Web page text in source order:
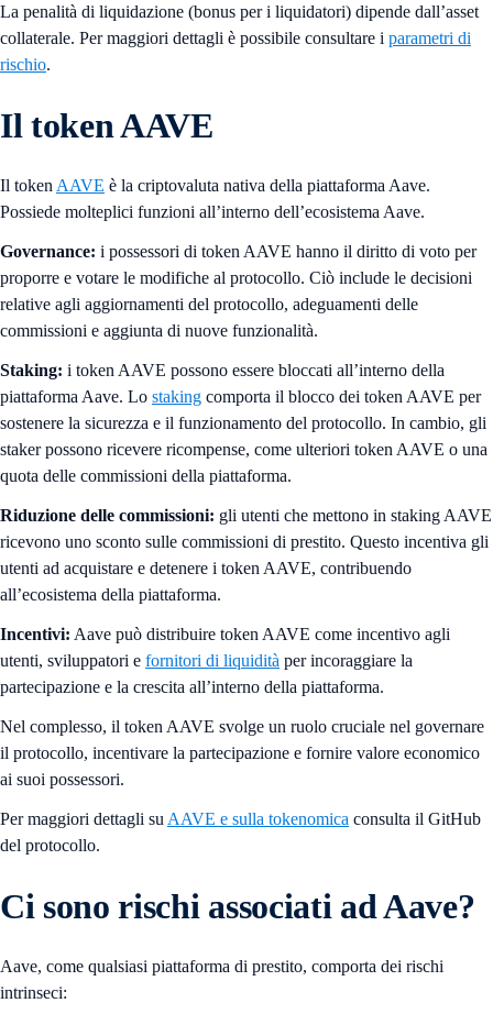
La penalità di liquidazione (bonus per i liquidatori) dipende dall’asset
collaterale. Per maggiori dettagli è possibile consultare i parametri di
rischio.
Il token AAVE
Il token AAVE è la criptovaluta nativa della piattaforma Aave.
Possiede molteplici funzioni all’interno dell’ecosistema Aave.
Governance: i possessori di token AAVE hanno il diritto di voto per
proporre e votare le modifiche al protocollo. Ciò include le decisioni
relative agli aggiornamenti del protocollo, adeguamenti delle
commissioni e aggiunta di nuove funzionalità.
Staking: i token AAVE possono essere bloccati all’interno della
piattaforma Aave. Lo staking comporta il blocco dei token AAVE per
sostenere la sicurezza e il funzionamento del protocollo. In cambio, gli
staker possono ricevere ricompense, come ulteriori token AAVE o una
quota delle commissioni della piattaforma.
Riduzione delle commissioni: gli utenti che mettono in staking AAVE
ricevono uno sconto sulle commissioni di prestito. Questo incentiva gli
utenti ad acquistare e detenere i token AAVE, contribuendo
all’ecosistema della piattaforma.
Incentivi: Aave può distribuire token AAVE come incentivo agli
utenti, sviluppatori e fornitori di liquidità per incoraggiare la
partecipazione e la crescita all’interno della piattaforma.
Nel complesso, il token AAVE svolge un ruolo cruciale nel governare
il protocollo, incentivare la partecipazione e fornire valore economico
ai suoi possessori.
Per maggiori dettagli su AAVE e sulla tokenomica consulta il GitHub
del protocollo.
Ci sono rischi associati ad Aave?
Aave, come qualsiasi piattaforma di prestito, comporta dei rischi
intrinseci: